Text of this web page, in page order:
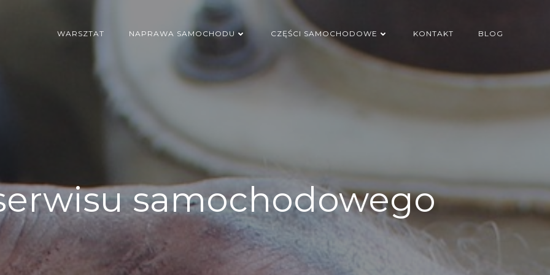
WARSZTAT NAPRAWA SAMOCHODU CZĘŚCI SAMOCHODOWE KONTAKT BLOG
samochodowego